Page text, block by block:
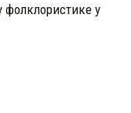
у